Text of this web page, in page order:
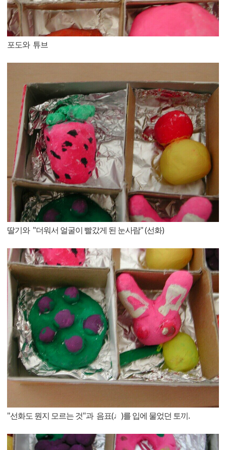
포도와 튜브
딸기와 "더워서 얼굴이 빨갔게 된 눈사람" (선화)
"선화도 뭔지 모르는 것"과 음표(♩)를 입에 물었던 토끼.